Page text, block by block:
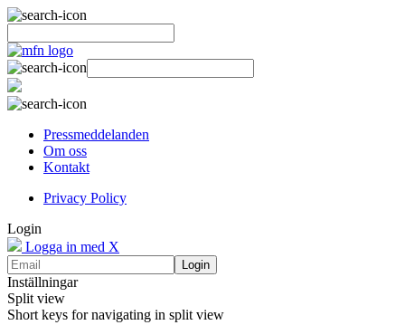
Pressmeddelanden
Om oss
Kontakt
Privacy Policy
Login
Logga in med X
Login
Inställningar
Split view
Short keys for navigating in split view